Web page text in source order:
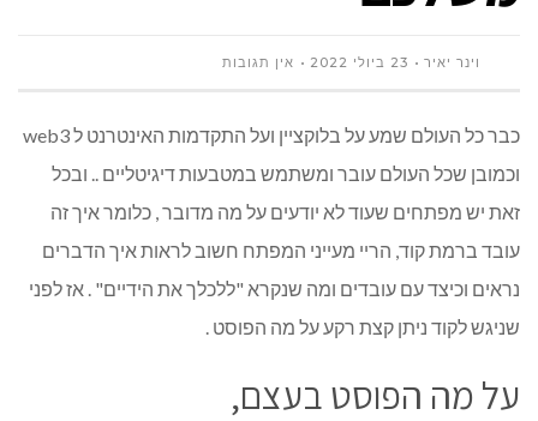
וינר יאיר 23 ביולי 2022 אין תגובות
כבר כל העולם שמע על בלוקציין ועל התקדמות האינטרנט ל web3
וכמובן שכל העולם עובר ומשתמש במטבעות דיגיטליים .. ובכל
זאת יש מפתחים שעוד לא יודעים על מה מדובר , כלומר איך זה
עובד ברמת קוד, הריי מעייני המפתח חשוב לראות איך הדברים
נראים וכיצד עם עובדים ומה שנקרא "ללכלך את הידיים" . אז לפני
שניגש לקוד ניתן קצת רקע על מה הפוסט .
על מה הפוסט בעצם,